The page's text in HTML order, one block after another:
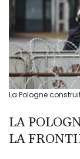
La Pologne
LA
LA